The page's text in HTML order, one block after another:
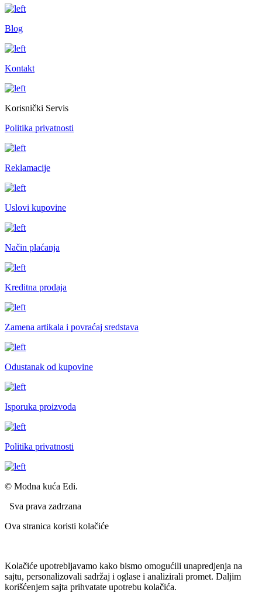
Blog
Kontakt
Korisnički Servis
Politika privatnosti
Reklamacije
Uslovi kupovine
Način plaćanja
Kreditna prodaja
Zamena artikala i povraćaj sredstava
Odustanak od kupovine
Isporuka proizvoda
Politika privatnosti
© Modna kuća Edi.
Sva prava zadrzana
Ova stranica koristi kolačiće
Kolačiće upotrebljavamo kako bismo omogućili unapredjenja na
sajtu, personalizovali sadržaj i oglase i analizirali promet. Daljim
korišćenjem sajta prihvatate upotrebu kolačića.